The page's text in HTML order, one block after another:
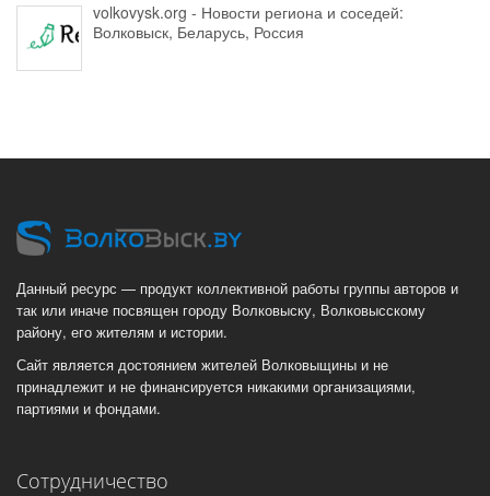
volkovysk.org - Новости региона и соседей:
Волковыск, Беларусь, Россия
Данный ресурс — продукт коллективной работы группы авторов и
так или иначе посвящен городу Волковыску, Волковысскому
району, его жителям и истории.
Сайт является достоянием жителей Волковыщины и не
принадлежит и не финансируется никакими организациями,
партиями и фондами.
Сотрудничество